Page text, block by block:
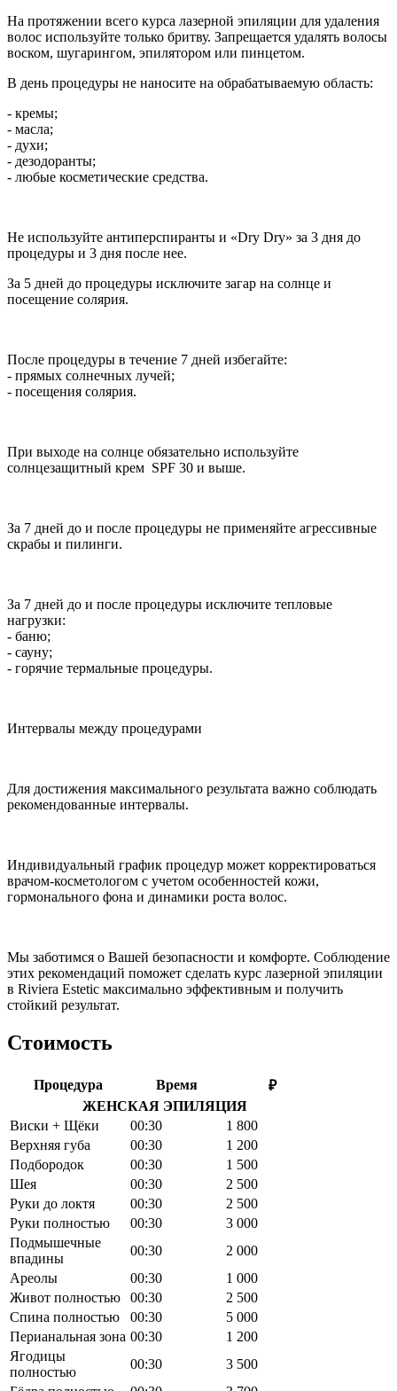
На протяжении всего курса лазерной эпиляции для удаления
волос используйте только бритву. Запрещается удалять волосы
воском, шугарингом, эпилятором или пинцетом.
В день процедуры не наносите на обрабатываемую область:
- кремы;
- масла;
- духи;
- дезодоранты;
- любые косметические средства.
Не используйте антиперспиранты и «Dry Dry» за 3 дня до
процедуры и 3 дня после нее.
За 5 дней до процедуры исключите загар на солнце и
посещение солярия.
После процедуры в течение 7 дней избегайте:
- прямых солнечных лучей;
- посещения солярия.
При выходе на солнце обязательно используйте
солнцезащитный крем SPF 30 и выше.
За 7 дней до и после процедуры не применяйте агрессивные
скрабы и пилинги.
За 7 дней до и после процедуры исключите тепловые
нагрузки:
- баню;
- сауну;
- горячие термальные процедуры.
Интервалы между процедурами
Для достижения максимального результата важно соблюдать
рекомендованные интервалы.
Индивидуальный график процедур может корректироваться
врачом-косметологом с учетом особенностей кожи,
гормонального фона и динамики роста волос.
Мы заботимся о Вашей безопасности и комфорте. Соблюдение
этих рекомендаций поможет сделать курс лазерной эпиляции
в Riviera Estetic максимально эффективным и получить
стойкий результат.
Стоимость
Процедура Время
₽
ЖЕНСКАЯ ЭПИЛЯЦИЯ
Виски + Щёки
00:30
1 800
Верхняя губа
00:30
1 200
Подбородок
00:30
1 500
Шея
00:30
2 500
Руки до локтя
00:30
2 500
Руки полностью
00:30
3 000
Подмышечные
впадины
00:30
2 000
Ареолы
00:30
1 000
Живот полностью
00:30
2 500
Спина полностью
00:30
5 000
Перианальная зона 00:30
1 200
Ягодицы
полностью
00:30
3 500